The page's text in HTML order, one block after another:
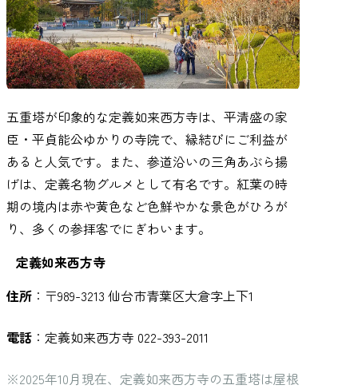
五重塔が印象的な定義如来西方寺は、平清盛の家
臣・平貞能公ゆかりの寺院で、縁結びにご利益が
あると人気です。また、参道沿いの三角あぶら揚
げは、定義名物グルメとして有名です。紅葉の時
期の境内は赤や黄色など色鮮やかな景色がひろが
り、多くの参拝客でにぎわいます。
定義如来西方寺
住所 ：〒989-3213 仙台市青葉区大倉字上下1
電話 ：定義如来西方寺 022-393-2011
※2025年10月現在、定義如来西方寺の五重塔は屋根